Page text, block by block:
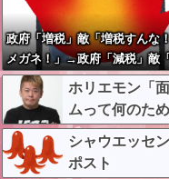
政府「増税」敵「増税すんな
メガネ！」→政府「減税」敵
すんな！社会保障どうなる！
ホリエモン「
ムって何のた
シャウエッセ
ポスト